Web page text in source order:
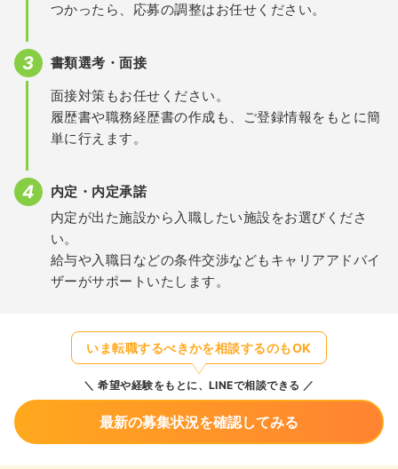
つかったら、応募の調整はお任せください。
書類選考・面接
面接対策もお任せください。
履歴書や職務経歴書の作成も、ご登録情報をもとに簡
単に行えます。
内定・内定承諾
内定が出た施設から入職したい施設をお選びくださ
い。
給与や入職日などの条件交渉などもキャリアアドバイ
ザーがサポートいたします。
いま転職するべきかを相談するのもOK
希望や経験をもとに、LINEで相談できる
最新の募集状況を確認してみる